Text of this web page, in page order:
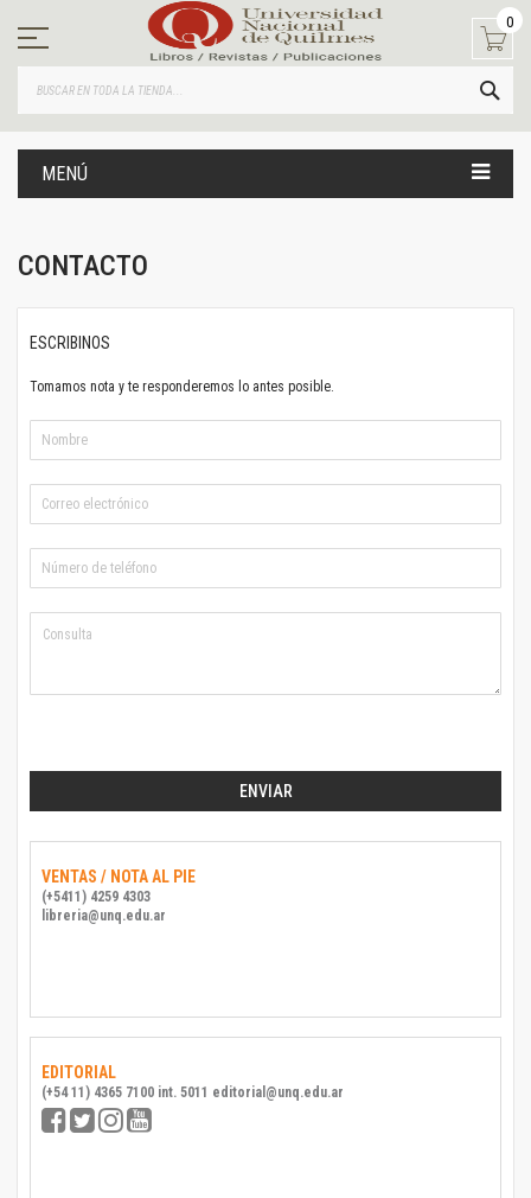
contenido
0
MENÚ
CONTACTO
ESCRIBINOS
Tomamos nota y te responderemos lo antes posible.
ENVIAR
VENTAS / NOTA AL PIE
(+5411) 4259 4303
libreria@unq.edu.ar
EDITORIAL
(+54 11) 4365 7100 int. 5011 editorial@unq.edu.ar